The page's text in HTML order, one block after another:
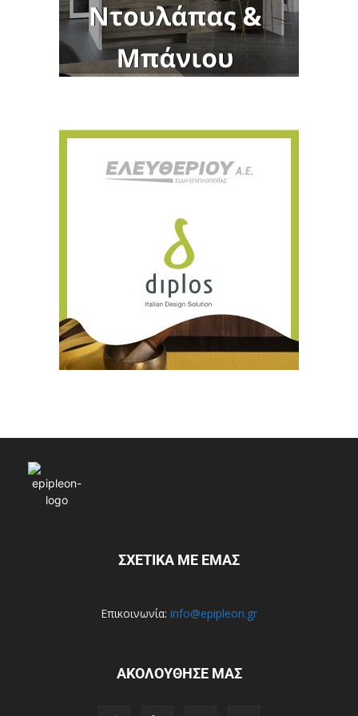
ΣΧΕΤΙΚΑ ΜΕ ΕΜΑΣ
Επικοινωνία: info@epipleon.gr
ΑΚΟΛΟΥΘΗΣΕ ΜΑΣ
Για να μαθαίνετε πρώτοι τα νέα και όλες
τις τάσεις του κλάδου, εγγραφείτε στο
newsletter μας!
ΕΓΓΡΑΦΉ
Ευχαριστώ, αλλά δεν ενδιαφέρομαι αυτή την στιγμή